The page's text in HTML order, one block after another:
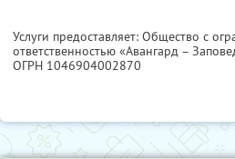
Услуги предоставляет: Общество с
ответственностью «Авангард –
ОГРН 1046904002870